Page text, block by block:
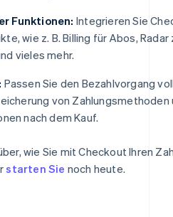
Funktionen: Integrieren Sie
wie z. B. Billing für Abos, Radar
vieles mehr.
Passen Sie den Bezahlvorgang
von Zahlungsmethoden
nach dem Kauf.
wie Sie mit Checkout Ihren
starten Sie noch heute.